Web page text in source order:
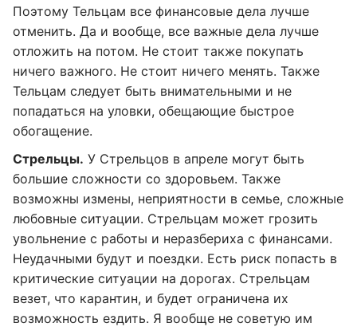
Поэтому Тельцам все финансовые дела лучше
отменить. Да и вообще, все важные дела лучше
отложить на потом. Не стоит также покупать
ничего важного. Не стоит ничего менять. Также
Тельцам следует быть внимательными и не
попадаться на уловки, обещающие быстрое
обогащение.
Стрельцы. У Стрельцов в апреле могут быть
большие сложности со здоровьем. Также
возможны измены, неприятности в семье, сложные
любовные ситуации. Стрельцам может грозить
увольнение с работы и неразбериха с финансами.
Неудачными будут и поездки. Есть риск попасть в
критические ситуации на дорогах. Стрельцам
везет, что карантин, и будет ограничена их
возможность ездить. Я вообще не советую им